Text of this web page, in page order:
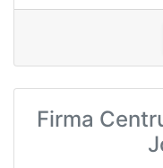
Firma